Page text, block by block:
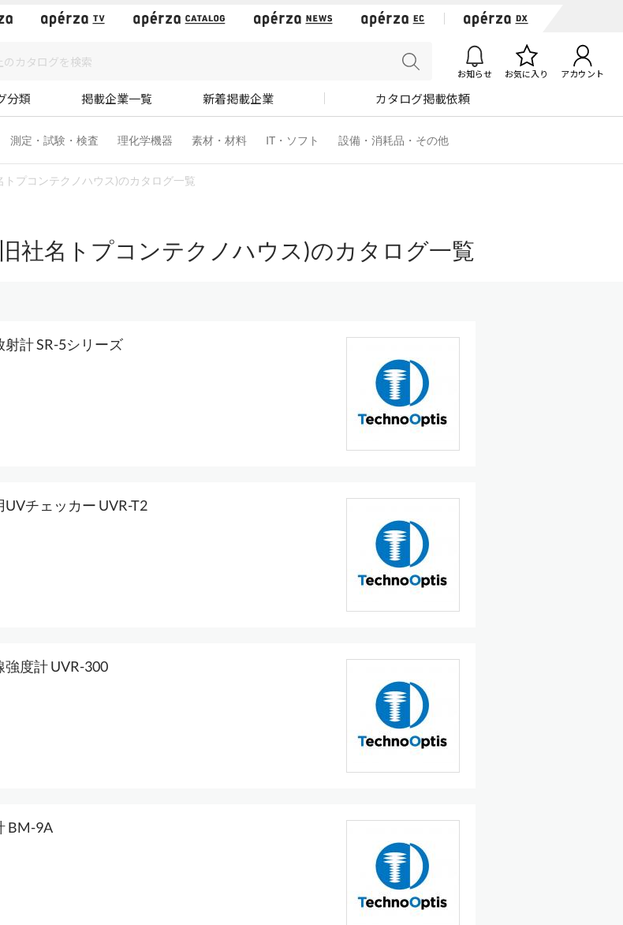
お知らせ お気に入り アカウント
分類 掲載企業一覧 新着掲載企業 カタログ掲載依頼
測定・試験・検査 理化学機器 素材・材料 IT・ソフト 設備・消耗品・その他
プコンテクノハウス)のカタログ一覧
社名トプコンテクノハウス)のカタログ一覧
射計 SR-5シリーズ
UVチェッカー UVR-T2
強度計 UVR-300
BM-9A